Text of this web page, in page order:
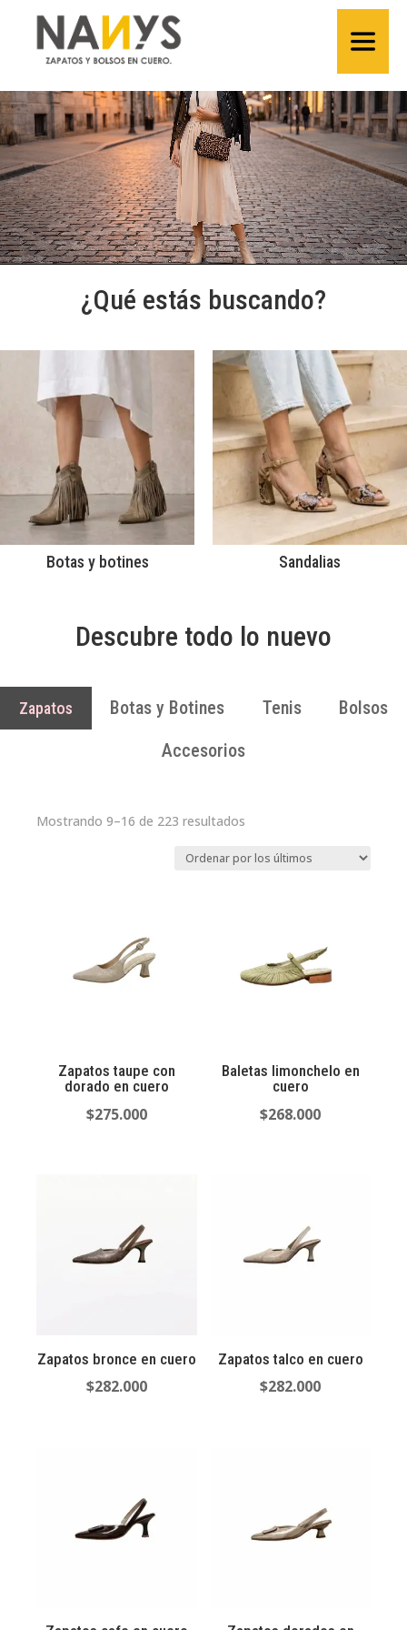
¿Qué estás buscando?
Botas y botines Sandalias
Descubre todo lo nuevo
Zapatos Botas y Botines Tenis
Bolsos
Accesorios
Mostrando 9–16 de 223 resultados
Zapatos taupe con
dorado en cuero
$275.000
Baletas limonchelo en
cuero
$268.000
Zapatos bronce en cuero
$282.000
Zapatos talco en cuero
$282.000